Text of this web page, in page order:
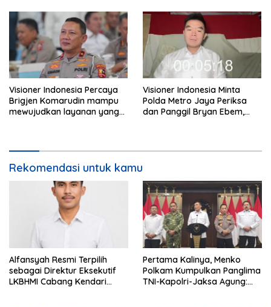
Visioner Indonesia Percaya
Brigjen Komarudin mampu
mewujudkan layanan yang
Visioner Indonesia Minta
Polda Metro Jaya Periksa
dan Panggil Bryan Ebem,
Rekomendasi untuk kamu
Alfansyah Resmi Terpilih
sebagai Direktur Eksekutif
LKBHMI Cabang Kendari
Pertama Kalinya, Menko
Polkam Kumpulkan Panglima
TNI-Kapolri-Jaksa Agung: